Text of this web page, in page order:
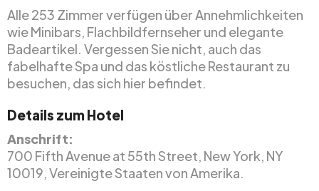
Alle 253 Zimmer verfügen über Annehmlichkeiten
wie Minibars, Flachbildfernseher und elegante
Badeartikel. Vergessen Sie nicht, auch das
fabelhafte Spa und das köstliche Restaurant zu
besuchen, das sich hier befindet.
Details zum Hotel
Anschrift:
700 Fifth Avenue at 55th Street, New York, NY
10019, Vereinigte Staaten von Amerika.